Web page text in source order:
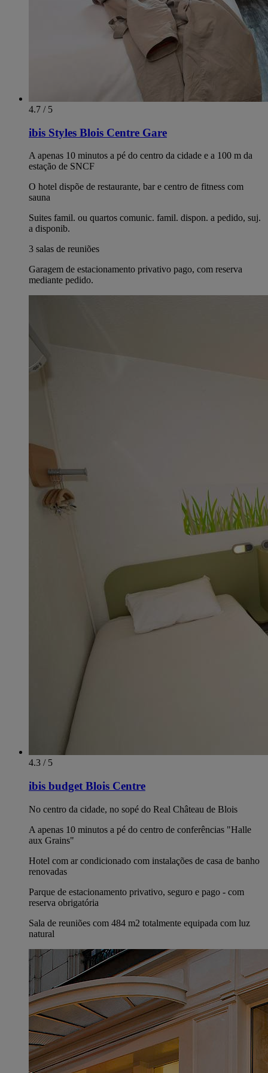
4.7 / 5
ibis Styles Blois Centre Gare
A apenas 10 minutos a pé do centro da cidade e a 100 m da
estação de SNCF
O hotel dispõe de restaurante, bar e centro de fitness com
sauna
Suites famil. ou quartos comunic. famil. dispon. a pedido, suj.
a disponib.
3 salas de reuniões
Garagem de estacionamento privativo pago, com reserva
mediante pedido.
4.3 / 5
ibis budget Blois Centre
No centro da cidade, no sopé do Real Château de Blois
A apenas 10 minutos a pé do centro de conferências "Halle
aux Grains"
Hotel com ar condicionado com instalações de casa de banho
renovadas
Parque de estacionamento privativo, seguro e pago - com
reserva obrigatória
Sala de reuniões com 484 m2 totalmente equipada com luz
natural